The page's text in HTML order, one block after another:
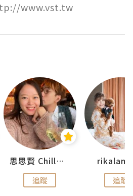
www.vst.tw
思思賢 ChillMyBabe
追蹤 追蹤